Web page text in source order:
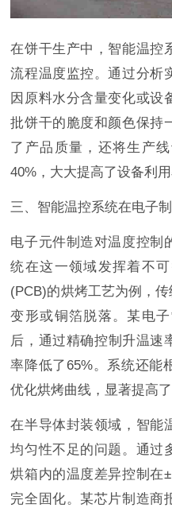
在饼干生产中，智能温控
流程温度监控。通过分析
因原料水分含量变化或设
批饼干的脆度和颜色保持
了产品质量，还将生产
40%，大大提高了设备利用
三、智能温控系统在电子
电子元件制造对温度控制
统在这一领域发挥着不
(PCB)的烘烤工艺为例，
变形或铜箔脱落。某电
后，通过精确控制升温速
率降低了65%。系统还能
优化烘烤曲线，显著提高了
在半导体封装领域，智能
均匀性不足的问题。通过
烘箱内的温度差异控制在
完全固化。某芯片制造商